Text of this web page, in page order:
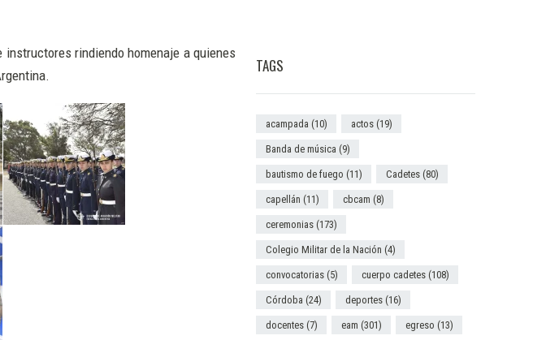
rindiendo homenaje a quienes
TAGS
acampada (10) actos(19)
Banda de música (9)
bautismo de fuego (11) Cadetes(80)
capellán (11) cbcam (8)
ceremonias(173)
Colegio Militar de la Nación (4)
convocatorias(5) cuerpo cadetes(108)
Córdoba (24) deportes(16)
docentes(7) eam (301) egreso (13)